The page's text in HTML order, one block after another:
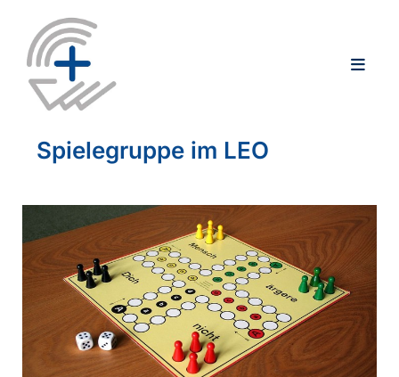
Spielegruppe im LEO